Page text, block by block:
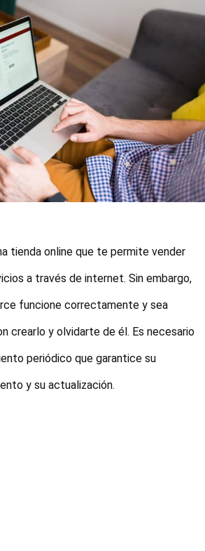
tienda online que te permite vender
a través de internet. Sin embargo,
funcione correctamente y sea
crearlo y olvidarte de él. Es necesario
periódico que garantice su
y su actualización.